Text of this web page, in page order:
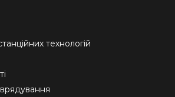
технологій